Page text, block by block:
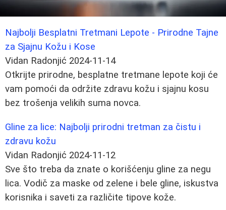
Najbolji Besplatni Tretmani Lepote - Prirodne Tajne
za Sjajnu Kožu i Kose
Vidan Radonjić 2024-11-14
Otkrijte prirodne, besplatne tretmane lepote koji će
vam pomoći da održite zdravu kožu i sjajnu kosu
bez trošenja velikih suma novca.
Gline za lice: Najbolji prirodni tretman za čistu i
zdravu kožu
Vidan Radonjić 2024-11-12
Sve što treba da znate o korišćenju gline za negu
lica. Vodič za maske od zelene i bele gline, iskustva
korisnika i saveti za različite tipove kože.